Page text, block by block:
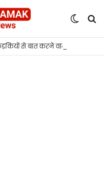
Switch
से बात करने वाला ऐप